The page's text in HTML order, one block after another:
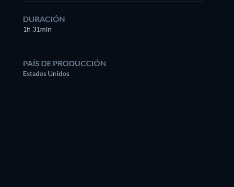
DURACIÓN
1h 31min
PAÍS DE PRODUCCIÓN
Estados Unidos